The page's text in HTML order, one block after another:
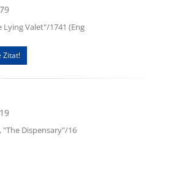
Lying Valet"/1741 (Eng
Zitat!
Dispensary"/16